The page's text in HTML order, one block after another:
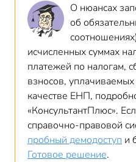
О нюансах
об
исчисленных суммах
платежей по налогам,
взносов,
качестве ЕНП,
«КонсультантПлюс».
справочно-правовой
пробный демодоступ и
Готовое решение.